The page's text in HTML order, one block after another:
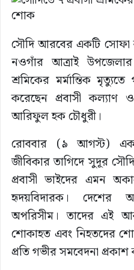
সৌদি আরবের একটি সোফা
নওগাঁর আত্রাই
শ্রমিকের মর্মান্তিক
করেছেন প্রবাসী কল্যাণ ও
আরিফুল হক চৌধুরী।
রোববার (৯ আগস্ট) এক
জীবিকার তাগিদে সুদূর
প্রবাসী ভাইদের এমন
হৃদয়বিদারক। দেশের
অপরিসীম। তাদের এই
শোকাহত এবং নিহতদের
প্রতি গভীর সমবেদনা প্রকাশ